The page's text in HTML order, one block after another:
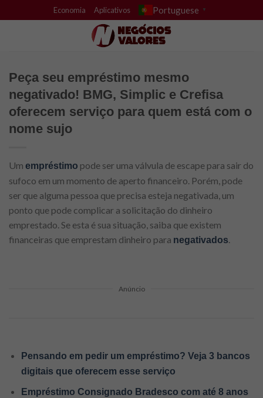
to
Economia Aplicativos Portuguese ▼
Peça seu empréstimo mesmo
negativado! BMG, Simplic e Crefisa
oferecem serviço para quem está com o
nome sujo
Um empréstimo pode ser uma válvula de escape para sair do
sufoco em um momento de aperto financeiro. Porém, pode
ser que alguma pessoa que precisa esteja negativada, um
ponto que pode complicar a solicitação do dinheiro
emprestado. Se esta é sua situação, saiba que existem
financeiras que emprestam dinheiro para negativados.
Anúncio
Pensando em pedir um empréstimo? Veja 3 bancos
digitais que oferecem esse serviço
Empréstimo Consignado Bradesco com até 8 anos